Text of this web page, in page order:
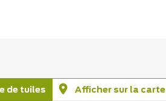
de tuiles Afficher sur la carte